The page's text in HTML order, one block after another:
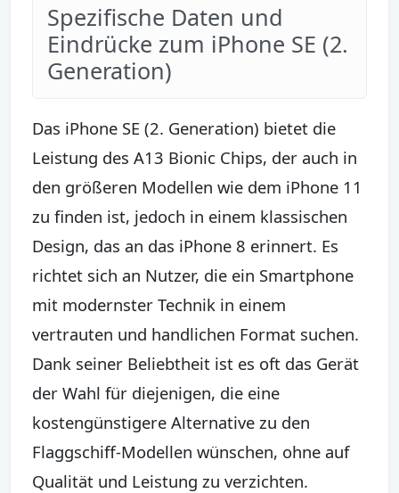
Spezifische Daten und
Eindrücke zum iPhone SE (2.
Generation)
Das iPhone SE (2. Generation) bietet die
Leistung des A13 Bionic Chips, der auch in
den größeren Modellen wie dem iPhone 11
zu finden ist, jedoch in einem klassischen
Design, das an das iPhone 8 erinnert. Es
richtet sich an Nutzer, die ein Smartphone
mit modernster Technik in einem
vertrauten und handlichen Format suchen.
Dank seiner Beliebtheit ist es oft das Gerät
der Wahl für diejenigen, die eine
kostengünstigere Alternative zu den
Flaggschiff-Modellen wünschen, ohne auf
Qualität und Leistung zu verzichten.